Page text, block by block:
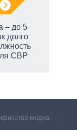
– до 5
долго
СВР
медиа –